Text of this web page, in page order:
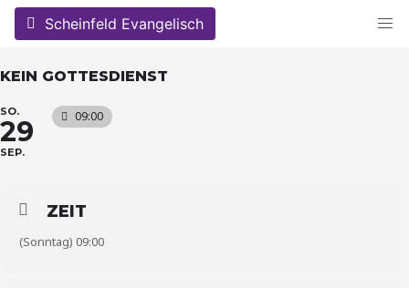
Skip
Scheinfeld Evangelisch
KEIN GOTTESDIENST
SO.
29
SEP.
09:00
ZEIT
(Sonntag) 09:00